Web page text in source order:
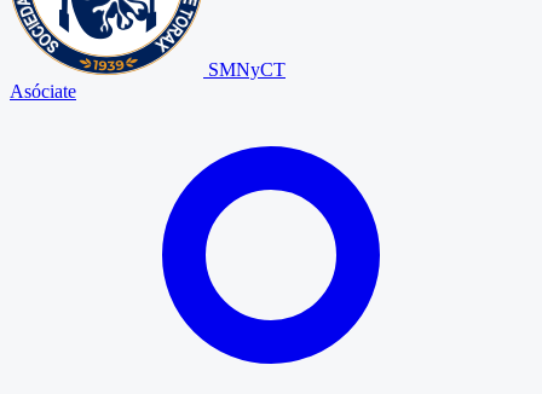
SMNyCT
Asóciate